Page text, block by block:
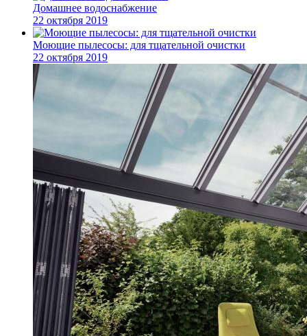
Домашнее водоснабжение
22 октября 2019
Моющие пылесосы: для тщательной очистки
22 октября 2019